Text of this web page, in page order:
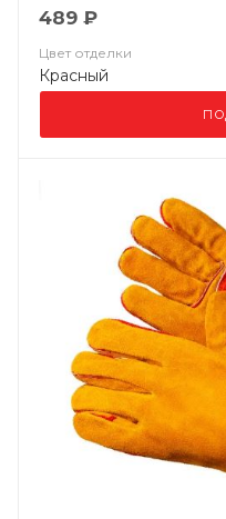
489 ₽
Цвет отделки
Красный